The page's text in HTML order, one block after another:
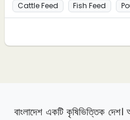
Cattle Feed Fish Feed
বাংলাদেশ একটি কৃষিভিত্তিক দেশ।